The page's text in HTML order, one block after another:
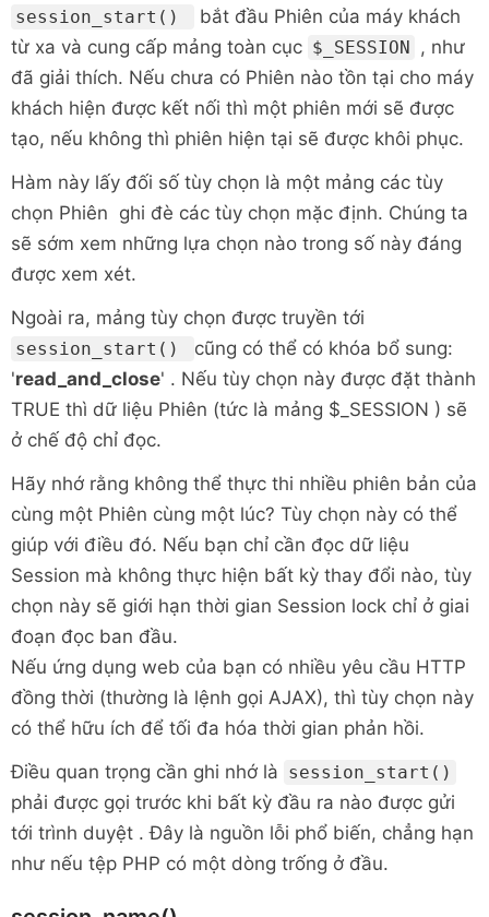
session_start()
bắt đầu Phiên của máy khách
từ xa và cung cấp mảng toàn cục $_SESSION , như
đã giải thích. Nếu chưa có Phiên nào tồn tại cho máy
khách hiện được kết nối thì một phiên mới sẽ được
tạo, nếu không thì phiên hiện tại sẽ được khôi phục.
Hàm này lấy đối số tùy chọn là một mảng các tùy
chọn Phiên ghi đè các tùy chọn mặc định. Chúng ta
sẽ sớm xem những lựa chọn nào trong số này đáng
được xem xét.
Ngoài ra, mảng tùy chọn được truyền tới
session_start()
cũng có thể có khóa bổ sung:
'read_and_close' . Nếu tùy chọn này được đặt thành
TRUE thì dữ liệu Phiên (tức là mảng $_SESSION ) sẽ
ở chế độ chỉ đọc.
Hãy nhớ rằng không thể thực thi nhiều phiên bản của
cùng một Phiên cùng một lúc? Tùy chọn này có thể
giúp với điều đó. Nếu bạn chỉ cần đọc dữ liệu
Session mà không thực hiện bất kỳ thay đổi nào, tùy
chọn này sẽ giới hạn thời gian Session lock chỉ ở giai
đoạn đọc ban đầu.
Nếu ứng dụng web của bạn có nhiều yêu cầu HTTP
đồng thời (thường là lệnh gọi AJAX), thì tùy chọn này
có thể hữu ích để tối đa hóa thời gian phản hồi.
Điều quan trọng cần ghi nhớ là session_start()
phải được gọi trước khi bất kỳ đầu ra nào được gửi
tới trình duyệt . Đây là nguồn lỗi phổ biến, chẳng hạn
như nếu tệp PHP có một dòng trống ở đầu.